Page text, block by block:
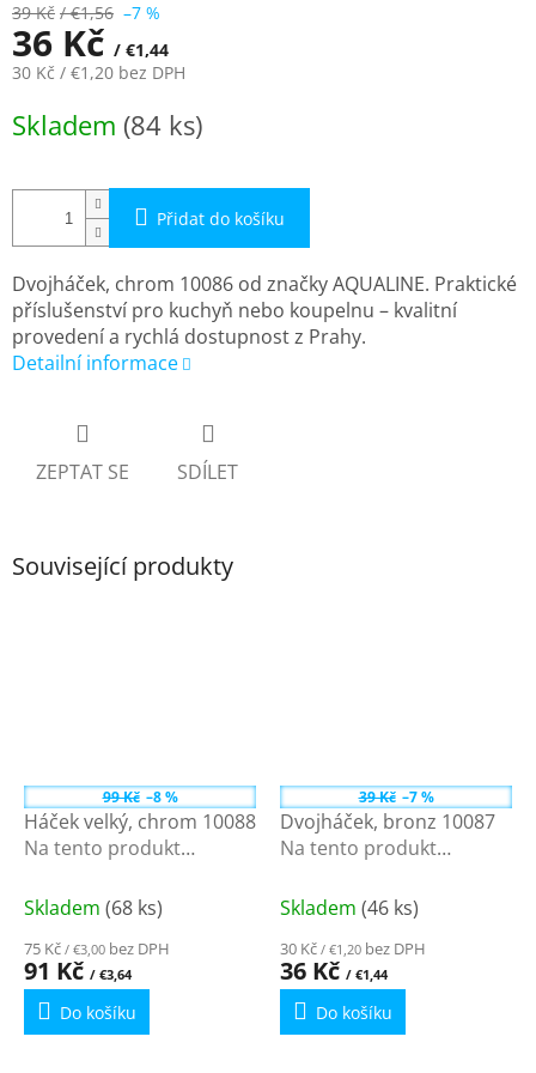
39 Kč / €1,56 –7 %
36 Kč / €1,44
30 Kč / €1,20 bez DPH
cena:
Skladem (84 ks)
Přidat do košíku
Dvojháček, chrom 10086 od značky AQUALINE. Praktické
příslušenství pro kuchyň nebo koupelnu – kvalitní
provedení a rychlá dostupnost z Prahy.
Detailní informace
ZEPTAT SE SDÍLET
Související produkty
99 Kč –8 %
Háček velký, chrom 10088
Na tento produkt
slevu
Skladem (68 ks)
75 Kč / €3,00 bez DPH
91 Kč / €3,64
Do košíku
39 Kč –7 %
Dvojháček, bronz 10087
Na tento produkt
slevu
Skladem (46 ks)
30 Kč / €1,20 bez DPH
36 Kč / €1,44
Do košíku